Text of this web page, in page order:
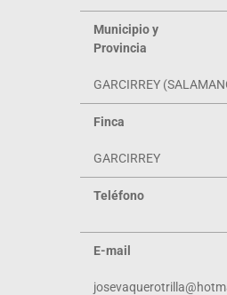
Municipio y
Provincia
GARCIRREY
Finca
GARCIRREY
Teléfono
E-mail